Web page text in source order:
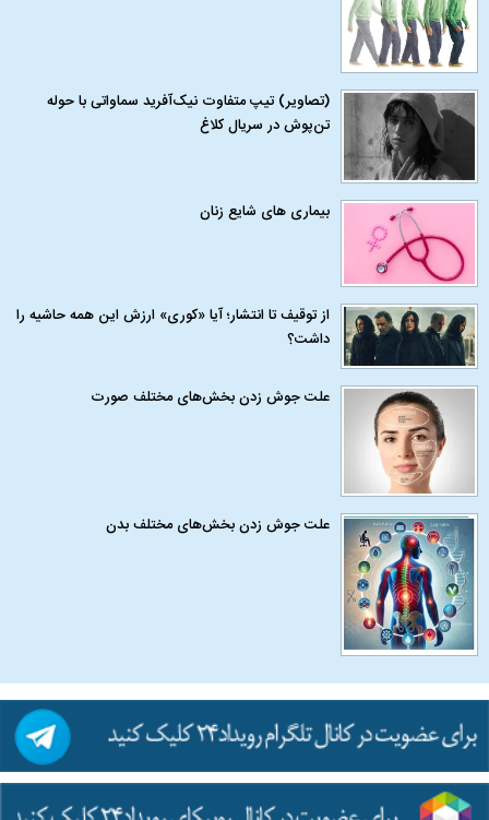
(تصاویر) تیپ متفاوت نیک‌آفرید سماواتی با حوله
تن‌پوش در سریال کلاغ
بیماری‌ های شایع زنان
از توقیف تا انتشار؛ آیا «کوری» ارزش این همه حاشیه را
داشت؟
علت جوش زدن بخش‌های مختلف صورت
علت جوش زدن بخش‌های مختلف بدن